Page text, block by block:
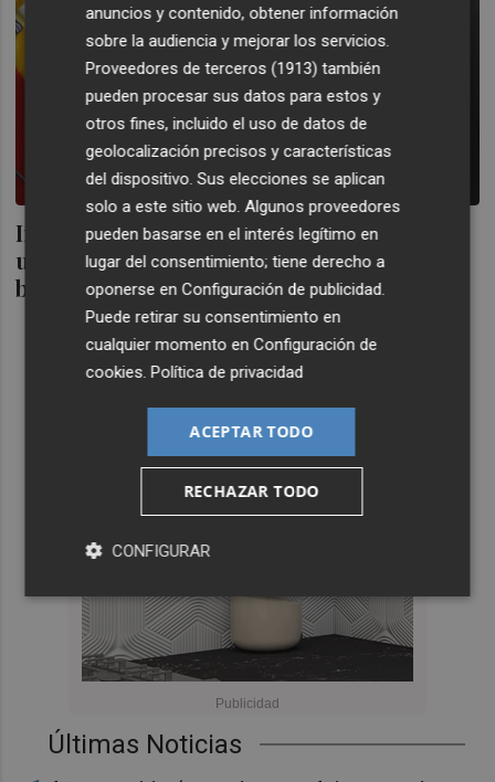
Interior señala que no se multará durante
un periodo "razonable" por no llevar la
baliza
Últimas Noticias
anuncios y contenido, obtener información
sobre la audiencia y mejorar los servicios.
Proveedores de terceros (1913) también
pueden procesar sus datos para estos y
otros fines, incluido el uso de datos de
geolocalización precisos y características
del dispositivo. Sus elecciones se aplican
solo a este sitio web. Algunos proveedores
pueden basarse en el interés legítimo en
lugar del consentimiento; tiene derecho a
oponerse enConfiguración de publicidad
Puede retirar su consentimiento en
cualquier momento enConfiguración de
cookies .Política de privacidad
ACEPTAR TODO
RECHAZAR TODO
CONFIGURAR